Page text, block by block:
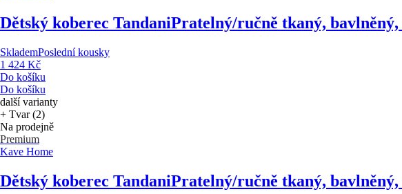
Dětský koberec TandaniPratelný/ručně tkaný,
SklademPoslední kousky
1 424 Kč
Do košíku
Do košíku
další varianty
+ Tvar (2)
Na prodejně
Premium
Kave Home
Dětský koberec TandaniPratelný/ručně tkaný,